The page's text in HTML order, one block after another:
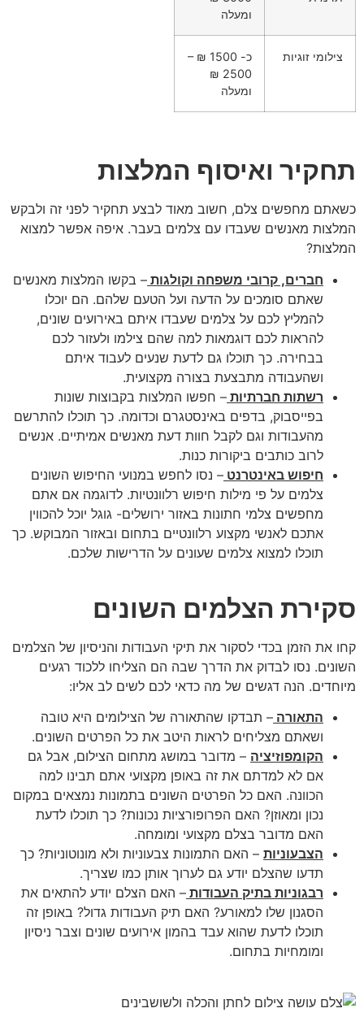
ומעלה
צילומי זוגיות
כ- 1500 ₪ –
2500 ₪
ומעלה
תחקיר ואיסוף המלצות
כשאתם מחפשים צלם, חשוב מאוד לבצע תחקיר לפני זה ולבקש
המלצות מאנשים שעבדו עם צלמים בעבר. איפה אפשר למצוא
המלצות?
חברים, קרובי משפחה וקולגות – בקשו המלצות מאנשים
שאתם סומכים על הדעה ועל הטעם שלהם. הם יוכלו
להמליץ לכם על צלמים שעבדו איתם באירועים שונים,
להראות לכם דוגמאות למה שהם צילמו ולעזור לכם
בבחירה. כך תוכלו גם לדעת שנעים לעבוד איתם
ושהעבודה מתבצעת בצורה מקצועית.
רשתות חברתיות – חפשו המלצות בקבוצות שונות
בפייסבוק, בדפים באינסטגרם וכדומה. כך תוכלו להתרשם
מהעבודות וגם לקבל חוות דעת מאנשים אמיתיים. אנשים
לרוב כותבים ביקורות כנות.
חיפוש באינטרנט – נסו לחפש במנועי החיפוש השונים
צלמים על פי מילות חיפוש רלוונטיות. לדוגמה אם אתם
מחפשים צלמי חתונות באזור ירושלים- גוגל יוכל להכווין
אתכם לאנשי מקצוע רלוונטיים בתחום ובאזור המבוקש. כך
תוכלו למצוא צלמים שעונים על הדרישות שלכם.
סקירת הצלמים השונים
קחו את הזמן בכדי לסקור את תיקי העבודות והניסיון של הצלמים
השונים. נסו לבדוק את הדרך שבה הם הצליחו ללכוד רגעים
מיוחדים. הנה דגשים של מה כדאי לכם לשים לב אליו:
התאורה – תבדקו שהתאורה של הצילומים היא טובה
ושאתם מצליחים לראות היטב את כל הפרטים השונים.
הקומפוזיציה – מדובר במושג מתחום הצילום, אבל גם
אם לא למדתם את זה באופן מקצועי אתם תבינו למה
הכוונה. האם כל הפרטים השונים בתמונות נמצאים במקום
נכון ומאוזן? האם הפרופורציות נכונות? כך תוכלו לדעת
האם מדובר בצלם מקצועי ומומחה.
הצבעוניות – האם התמונות צבעוניות ולא מונוטוניות? כך
תדעו שהצלם יודע גם לערוך אותן כמו שצריך.
רבגוניות בתיק העבודות – האם הצלם יודע להתאים את
הסגנון שלו למאורע? האם תיק העבודות גדול? באופן זה
תוכלו לדעת שהוא עבד בהמון אירועים שונים וצבר ניסיון
ומומחיות בתחום.